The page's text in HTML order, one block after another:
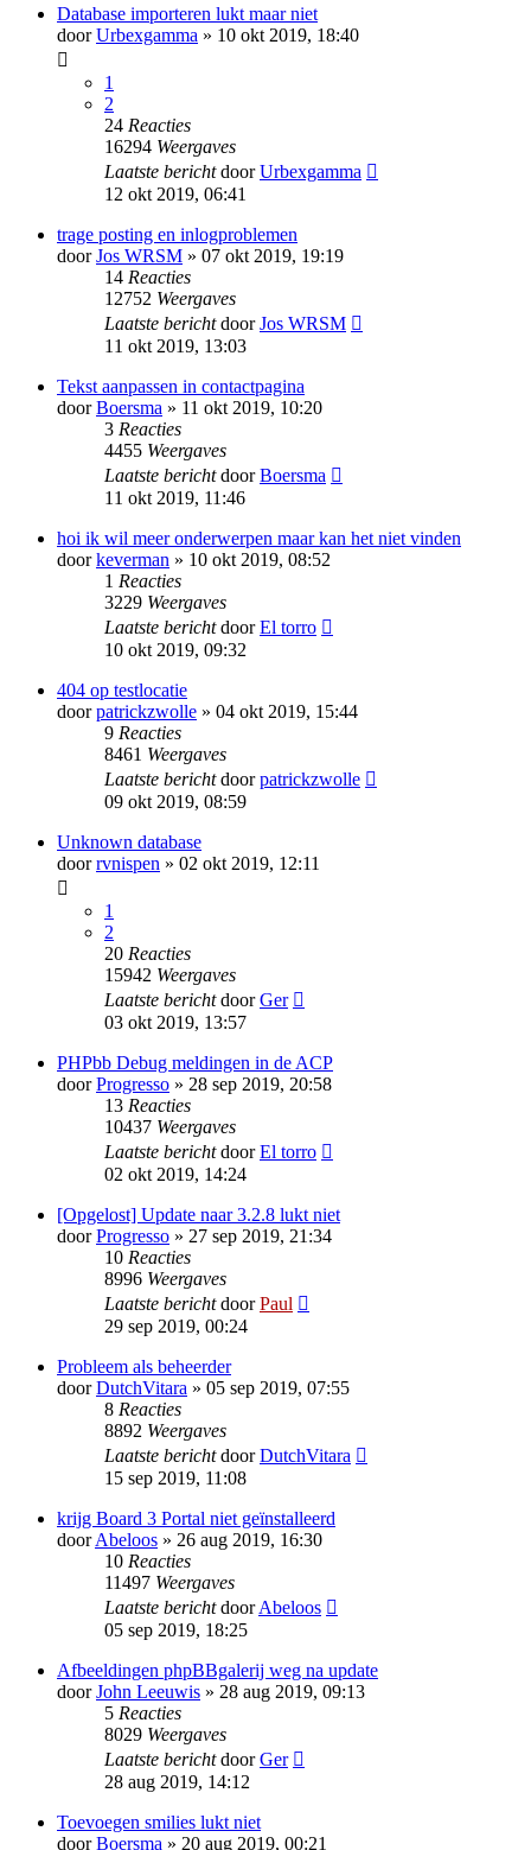
Database importeren lukt maar niet
doorUrbexgamma » 10 okt 2019, 18:40
1
2
24 Reacties
16294 Weergaves
Laatste berichtdoorUrbexgamma
12 okt 2019, 06:41
trage posting en inlogproblemen
doorJos WRSM » 07 okt 2019, 19:19
14 Reacties
12752 Weergaves
Laatste berichtdoorJos WRSM
11 okt 2019, 13:03
Tekst aanpassen in contactpagina
doorBoersma » 11 okt 2019, 10:20
3 Reacties
4455 Weergaves
Laatste berichtdoorBoersma
11 okt 2019, 11:46
hoi ik wil meer onderwerpen maar kan het niet vinden
doorkeverman » 10 okt 2019, 08:52
1 Reacties
3229 Weergaves
Laatste berichtdoorEl torro
10 okt 2019, 09:32
404 op testlocatie
doorpatrickzwolle » 04 okt 2019, 15:44
9 Reacties
8461 Weergaves
Laatste berichtdoorpatrickzwolle
09 okt 2019, 08:59
Unknown database
doorrvnispen » 02 okt 2019, 12:11
1
2
20 Reacties
15942 Weergaves
Laatste berichtdoorGer
03 okt 2019, 13:57
PHPbb Debug meldingen in de ACP
doorProgresso » 28 sep 2019, 20:58
13 Reacties
10437 Weergaves
Laatste berichtdoorEl torro
02 okt 2019, 14:24
[Opgelost] Update naar 3.2.8 lukt niet
doorProgresso » 27 sep 2019, 21:34
10 Reacties
8996 Weergaves
Laatste berichtdoorPaul
29 sep 2019, 00:24
Probleem als beheerder
doorDutchVitara » 05 sep 2019, 07:55
8 Reacties
8892 Weergaves
Laatste berichtdoorDutchVitara
15 sep 2019, 11:08
krijg Board 3 Portal niet geïnstalleerd
doorAbeloos » 26 aug 2019, 16:30
10 Reacties
11497 Weergaves
Laatste berichtdoorAbeloos
05 sep 2019, 18:25
Afbeeldingen phpBBgalerij weg na update
doorJohn Leeuwis » 28 aug 2019, 09:13
5 Reacties
8029 Weergaves
Laatste berichtdoorGer
28 aug 2019, 14:12
Toevoegen smilies lukt niet
doorBoersma » 20 aug 2019, 00:21